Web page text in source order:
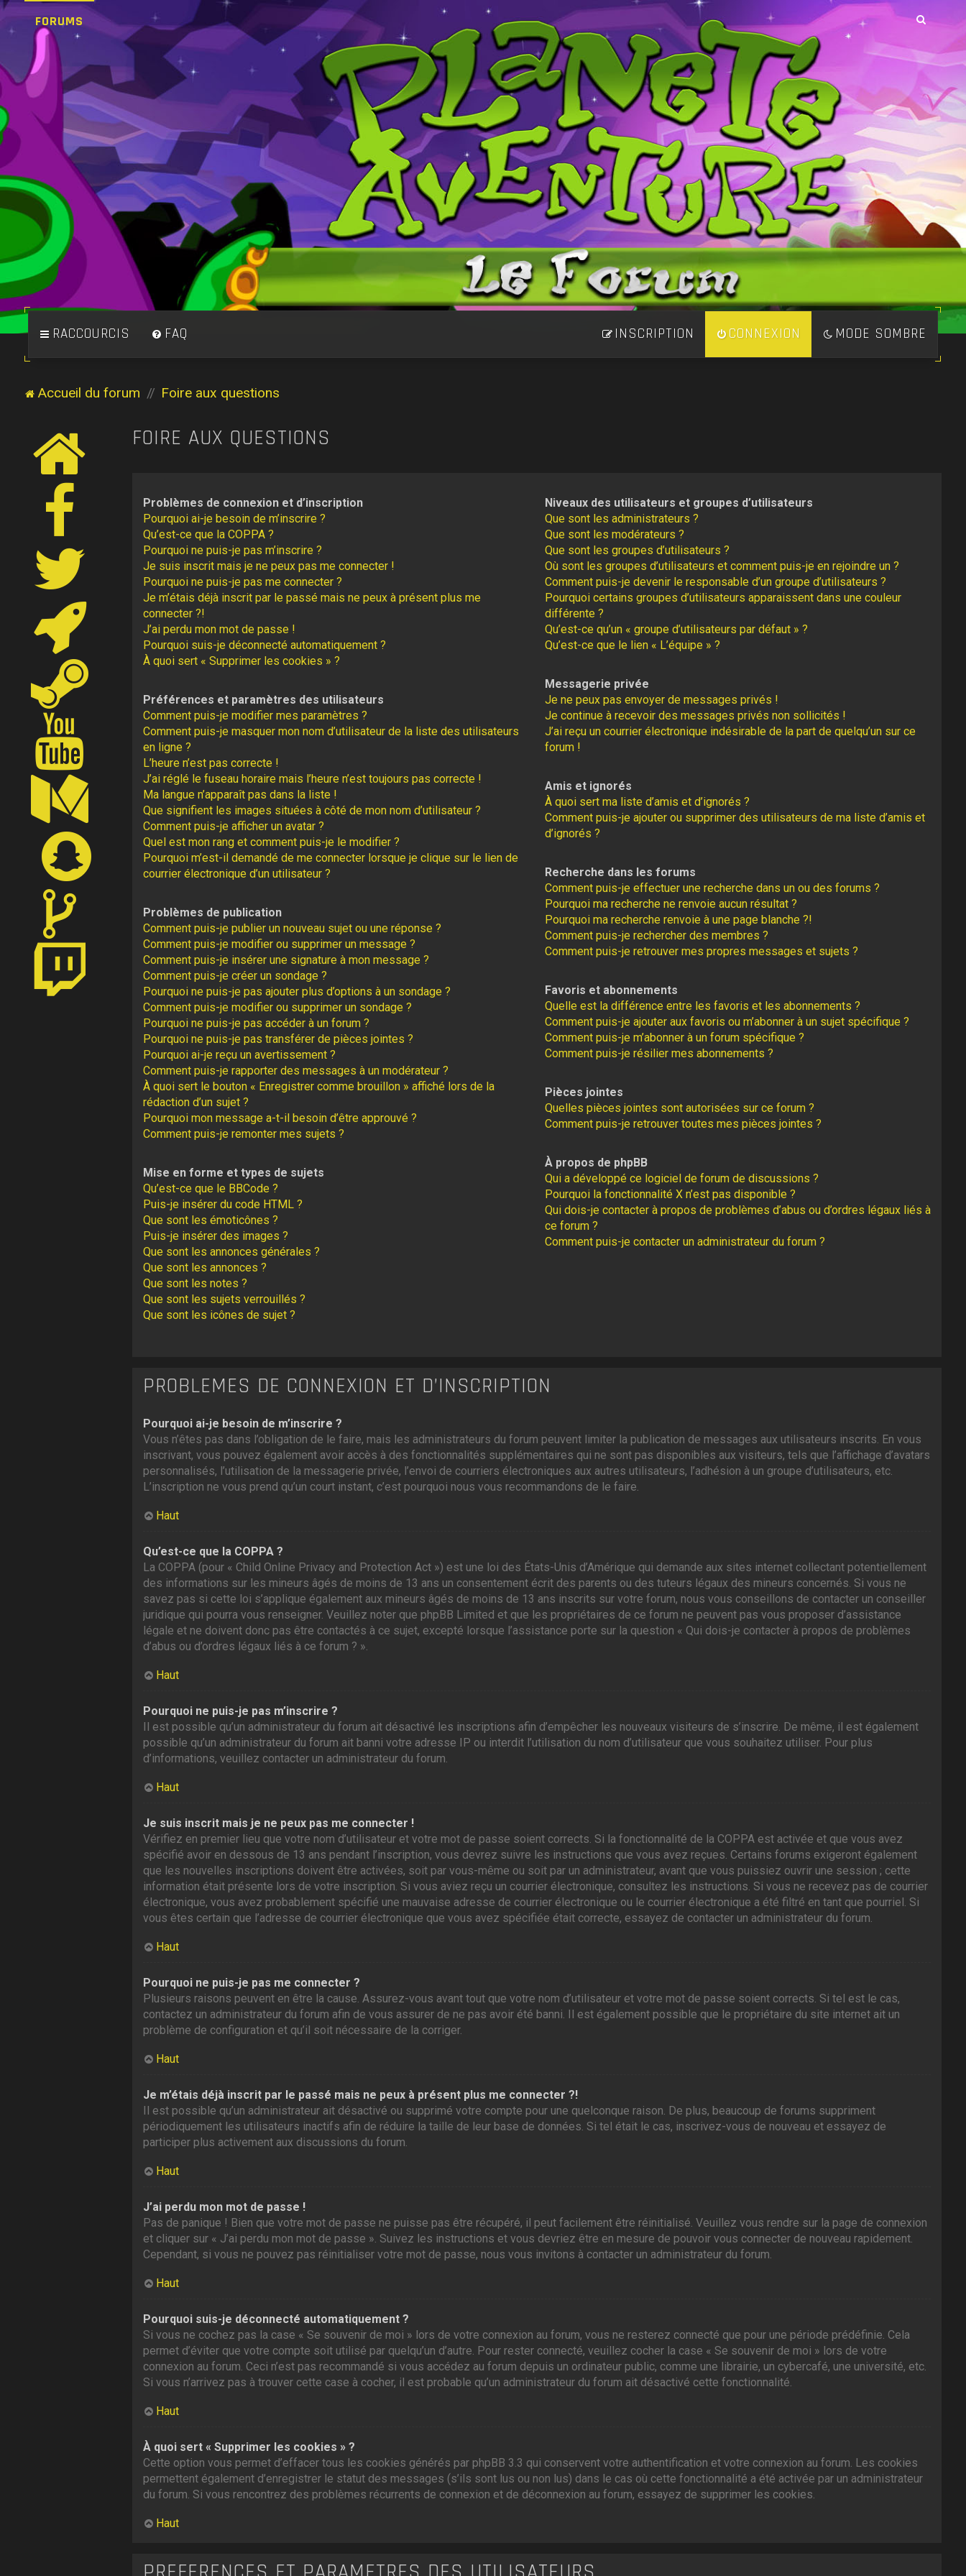
FORUMS
RACCOURCIS MODE SOMBRE
FAQ CONNEXION
INSCRIPTION
Accueil du forum Foire aux questions
FOIRE AUX QUESTIONS
Problèmes de connexion et d’inscription
Pourquoi ai-je besoin de m’inscrire ?
Qu’est-ce que la COPPA ?
Pourquoi ne puis-je pas m’inscrire ?
Je suis inscrit mais je ne peux pas me connecter !
Pourquoi ne puis-je pas me connecter ?
Je m’étais déjà inscrit par le passé mais ne peux à présent plus me
connecter ?!
J’ai perdu mon mot de passe !
Pourquoi suis-je déconnecté automatiquement ?
À quoi sert « Supprimer les cookies » ?
Préférences et paramètres des utilisateurs
Comment puis-je modifier mes paramètres ?
Comment puis-je masquer mon nom d’utilisateur de la liste des utilisateurs
en ligne ?
L’heure n’est pas correcte !
J’ai réglé le fuseau horaire mais l’heure n’est toujours pas correcte !
Ma langue n’apparaît pas dans la liste !
Que signifient les images situées à côté de mon nom d’utilisateur ?
Comment puis-je afficher un avatar ?
Quel est mon rang et comment puis-je le modifier ?
Pourquoi m’est-il demandé de me connecter lorsque je clique sur le lien de
courrier électronique d’un utilisateur ?
Problèmes de publication
Comment puis-je publier un nouveau sujet ou une réponse ?
Comment puis-je modifier ou supprimer un message ?
Comment puis-je insérer une signature à mon message ?
Comment puis-je créer un sondage ?
Pourquoi ne puis-je pas ajouter plus d’options à un sondage ?
Comment puis-je modifier ou supprimer un sondage ?
Pourquoi ne puis-je pas accéder à un forum ?
Pourquoi ne puis-je pas transférer de pièces jointes ?
Pourquoi ai-je reçu un avertissement ?
Comment puis-je rapporter des messages à un modérateur ?
À quoi sert le bouton « Enregistrer comme brouillon » affiché lors de la
rédaction d’un sujet ?
Pourquoi mon message a-t-il besoin d’être approuvé ?
Comment puis-je remonter mes sujets ?
Mise en forme et types de sujets
Qu’est-ce que le BBCode ?
Puis-je insérer du code HTML ?
Que sont les émoticônes ?
Puis-je insérer des images ?
Que sont les annonces générales ?
Que sont les annonces ?
Que sont les notes ?
Que sont les sujets verrouillés ?
Que sont les icônes de sujet ?
Niveaux des utilisateurs et groupes d’utilisateurs
Que sont les administrateurs ?
Que sont les modérateurs ?
Que sont les groupes d’utilisateurs ?
Où sont les groupes d’utilisateurs et comment puis-je en rejoindre un ?
Comment puis-je devenir le responsable d’un groupe d’utilisateurs ?
Pourquoi certains groupes d’utilisateurs apparaissent dans une couleur
différente ?
Qu’est-ce qu’un « groupe d’utilisateurs par défaut » ?
Qu’est-ce que le lien « L’équipe » ?
Messagerie privée
Je ne peux pas envoyer de messages privés !
Je continue à recevoir des messages privés non sollicités !
J’ai reçu un courrier électronique indésirable de la part de quelqu’un sur ce
forum !
Amis et ignorés
À quoi sert ma liste d’amis et d’ignorés ?
Comment puis-je ajouter ou supprimer des utilisateurs de ma liste d’amis et
d’ignorés ?
Recherche dans les forums
Comment puis-je effectuer une recherche dans un ou des forums ?
Pourquoi ma recherche ne renvoie aucun résultat ?
Pourquoi ma recherche renvoie à une page blanche ?!
Comment puis-je rechercher des membres ?
Comment puis-je retrouver mes propres messages et sujets ?
Favoris et abonnements
Quelle est la différence entre les favoris et les abonnements ?
Comment puis-je ajouter aux favoris ou m’abonner à un sujet spécifique ?
Comment puis-je m’abonner à un forum spécifique ?
Comment puis-je résilier mes abonnements ?
Pièces jointes
Quelles pièces jointes sont autorisées sur ce forum ?
Comment puis-je retrouver toutes mes pièces jointes ?
À propos de phpBB
Qui a développé ce logiciel de forum de discussions ?
Pourquoi la fonctionnalité X n’est pas disponible ?
Qui dois-je contacter à propos de problèmes d’abus ou d’ordres légaux liés à
ce forum ?
Comment puis-je contacter un administrateur du forum ?
PROBLÈMES DE CONNEXION ET D’INSCRIPTION
Pourquoi ai-je besoin de m’inscrire ?
Vous n’êtes pas dans l’obligation de le faire, mais les administrateurs du forum peuvent limiter la publication de messages aux utilisateurs inscrits. En vous
inscrivant, vous pouvez également avoir accès à des fonctionnalités supplémentaires qui ne sont pas disponibles aux visiteurs, tels que l’affichage d’avatars
personnalisés, l’utilisation de la messagerie privée, l’envoi de courriers électroniques aux autres utilisateurs, l’adhésion à un groupe d’utilisateurs, etc.
L’inscription ne vous prend qu’un court instant, c’est pourquoi nous vous recommandons de le faire.
Haut
Qu’est-ce que la COPPA ?
La COPPA (pour « Child Online Privacy and Protection Act ») est une loi des États-Unis d’Amérique qui demande aux sites internet collectant potentiellement
des informations sur les mineurs âgés de moins de 13 ans un consentement écrit des parents ou des tuteurs légaux des mineurs concernés. Si vous ne
savez pas si cette loi s’applique également aux mineurs âgés de moins de 13 ans inscrits sur votre forum, nous vous conseillons de contacter un conseiller
juridique qui pourra vous renseigner. Veuillez noter que phpBB Limited et que les propriétaires de ce forum ne peuvent pas vous proposer d’assistance
légale et ne doivent donc pas être contactés à ce sujet, excepté lorsque l’assistance porte sur la question « Qui dois-je contacter à propos de problèmes
d’abus ou d’ordres légaux liés à ce forum ? ».
Haut
Pourquoi ne puis-je pas m’inscrire ?
Il est possible qu’un administrateur du forum ait désactivé les inscriptions afin d’empêcher les nouveaux visiteurs de s’inscrire. De même, il est également
possible qu’un administrateur du forum ait banni votre adresse IP ou interdit l’utilisation du nom d’utilisateur que vous souhaitez utiliser. Pour plus
d’informations, veuillez contacter un administrateur du forum.
Haut
Je suis inscrit mais je ne peux pas me connecter !
Vérifiez en premier lieu que votre nom d’utilisateur et votre mot de passe soient corrects. Si la fonctionnalité de la COPPA est activée et que vous avez
spécifié avoir en dessous de 13 ans pendant l’inscription, vous devrez suivre les instructions que vous avez reçues. Certains forums exigeront également
que les nouvelles inscriptions doivent être activées, soit par vous-même ou soit par un administrateur, avant que vous puissiez ouvrir une session ; cette
information était présente lors de votre inscription. Si vous aviez reçu un courrier électronique, consultez les instructions. Si vous ne recevez pas de courrier
électronique, vous avez probablement spécifié une mauvaise adresse de courrier électronique ou le courrier électronique a été filtré en tant que pourriel. Si
vous êtes certain que l’adresse de courrier électronique que vous avez spécifiée était correcte, essayez de contacter un administrateur du forum.
Haut
Pourquoi ne puis-je pas me connecter ?
Plusieurs raisons peuvent en être la cause. Assurez-vous avant tout que votre nom d’utilisateur et votre mot de passe soient corrects. Si tel est le cas,
contactez un administrateur du forum afin de vous assurer de ne pas avoir été banni. Il est également possible que le propriétaire du site internet ait un
problème de configuration et qu’il soit nécessaire de la corriger.
Haut
Je m’étais déjà inscrit par le passé mais ne peux à présent plus me connecter ?!
Il est possible qu’un administrateur ait désactivé ou supprimé votre compte pour une quelconque raison. De plus, beaucoup de forums suppriment
périodiquement les utilisateurs inactifs afin de réduire la taille de leur base de données. Si tel était le cas, inscrivez-vous de nouveau et essayez de
participer plus activement aux discussions du forum.
Haut
J’ai perdu mon mot de passe !
Pas de panique ! Bien que votre mot de passe ne puisse pas être récupéré, il peut facilement être réinitialisé. Veuillez vous rendre sur la page de connexion
et cliquer sur « J’ai perdu mon mot de passe ». Suivez les instructions et vous devriez être en mesure de pouvoir vous connecter de nouveau rapidement.
Cependant, si vous ne pouvez pas réinitialiser votre mot de passe, nous vous invitons à contacter un administrateur du forum.
Haut
Pourquoi suis-je déconnecté automatiquement ?
Si vous ne cochez pas la case « Se souvenir de moi » lors de votre connexion au forum, vous ne resterez connecté que pour une période prédéfinie. Cela
permet d’éviter que votre compte soit utilisé par quelqu’un d’autre. Pour rester connecté, veuillez cocher la case « Se souvenir de moi » lors de votre
connexion au forum. Ceci n’est pas recommandé si vous accédez au forum depuis un ordinateur public, comme une librairie, un cybercafé, une université, etc.
Si vous n’arrivez pas à trouver cette case à cocher, il est probable qu’un administrateur du forum ait désactivé cette fonctionnalité.
Haut
À quoi sert « Supprimer les cookies » ?
Cette option vous permet d’effacer tous les cookies générés par phpBB 3.3 qui conservent votre authentification et votre connexion au forum. Les cookies
permettent également d’enregistrer le statut des messages (s’ils sont lus ou non lus) dans le cas où cette fonctionnalité a été activée par un administrateur
du forum. Si vous rencontrez des problèmes récurrents de connexion et de déconnexion au forum, essayez de supprimer les cookies.
Haut